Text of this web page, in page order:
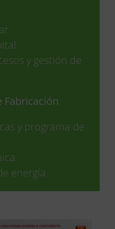
y gestión de
Fabricación
y programa de
energía